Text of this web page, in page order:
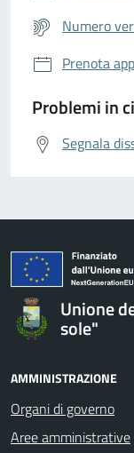
Numero
Prenota
Problemi in
Segnala
Unione
sole"
AMMINISTRAZIONE
Organi di governo
Aree amministrative